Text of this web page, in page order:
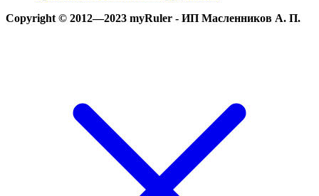
Copyright © 2012—2023 myRuler - ИП Масленников А. П.